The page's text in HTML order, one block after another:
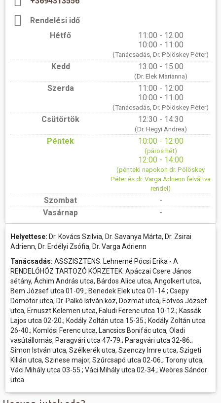
Rendelési idő
Hétfő
11:00 - 12:00
10:00 - 11:00
(Tanácsadás, Dr. Pölöskey Péter)
Kedd 13:00 - 15:00
(Dr. Elek Marianna)
Szerda
11:00 - 12:00
10:00 - 11:00
(Tanácsadás, Dr. Pölöskey Péter)
Csütörtök 12:30 - 14:30
(Dr. Hegyi Andrea)
Péntek 10:00 - 12:00
(páros hét)
12:00 - 14:00
(pénteki napokon dr. Pölöskey
Péter és dr. Varga Adrienn felváltva
rendel)
Szombat
-
Vasárnap
-
Helyettese: Dr. Kovács Szilvia, Dr. Savanya Márta, Dr. Zsirai
Adrienn, Dr. Erdélyi Zsófia, Dr. Varga Adrienn
Tanácsadás: ASSZISZTENS: Lehnerné Pócsi Erika - A
RENDELŐHÖZ TARTOZÓ KÖRZETEK: Apáczai Csere János
sétány, Áchim András utca, Bárdos Alice utca, Angolkert utca,
Bem József utca 01-09.; Benedek Elek utca 01-14.; Csepy
Dömötör utca, Dr. Palkó István köz, Dozmat utca, Eötvös József
utca, Ernuszt Kelemen utca, Faludi Ferenc utca 10-12.; Kassák
Lajos utca 02-20.; Kodály Zoltán utca 15-35.; Kodály Zoltán utca
26-40.; Komlósi Ferenc utca, Lancsics Bonifác utca, Oladi
vasútállomás, Paragvári utca 47-79.; Paragvári utca 32-86.;
Simon István utca, Szélkerék utca, Szenczy Imre utca, Szigeti
Kilián utca, Szinese major, Szűrcsapó utca 02-06.; Torony utca,
Váci Mihály utca 03-55.; Váci Mihály utca 02-34.; Weöres Sándor
utca